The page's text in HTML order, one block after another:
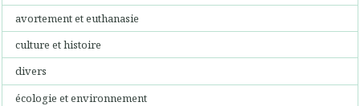
avortement et euthanasie
culture et histoire
divers
écologie et environnement